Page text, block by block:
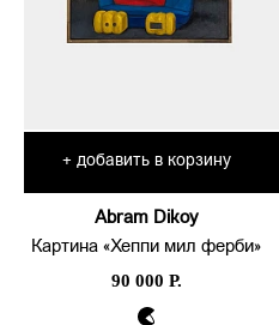
+ добавить в корзину
Abram Dikoy
Картина «Хеппи мил ферби»
90 000 Р.